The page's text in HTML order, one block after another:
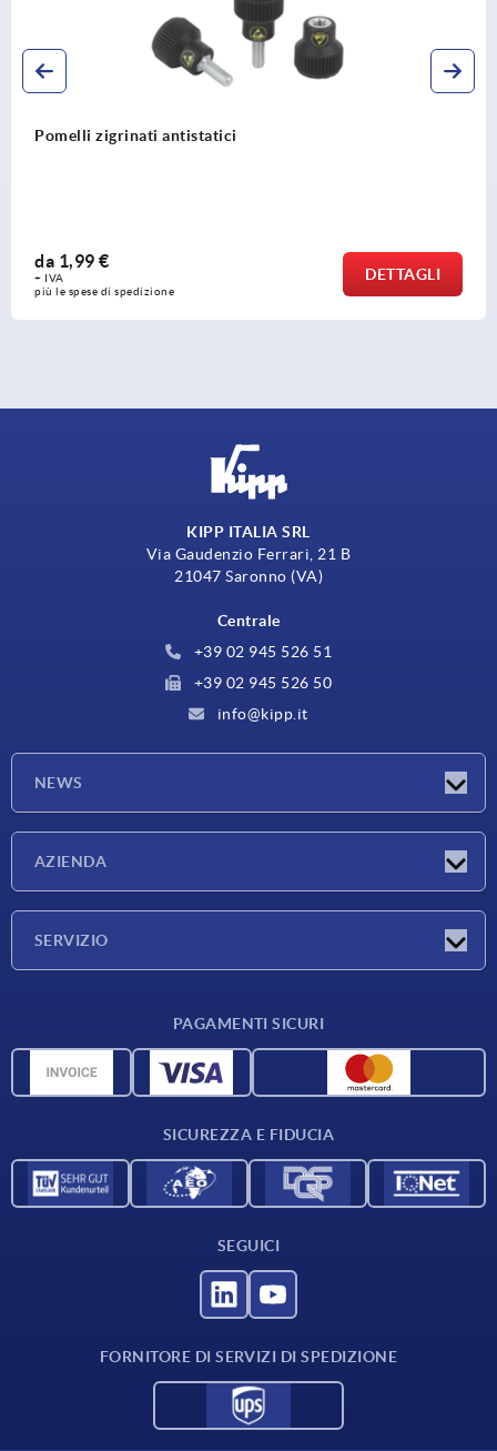
Dadi zigrinati in plastica antistatica
da3,07 €
+ IVA
più le spese di spedizione
DETTAGLI
KIPP ITALIA SRL
Via Gaudenzio Ferrari, 21 B
21047 Saronno (VA)
Centrale
+39 02 945 526 51
+39 02 945 526 50
info@kipp.it
NEWS
AZIENDA
SERVIZIO
Dati CAD
PAGAMENTI SICURI
SICUREZZA E FIDUCIA
SEGUICI
FORNITORE DI SERVIZI DI SPEDIZIONE